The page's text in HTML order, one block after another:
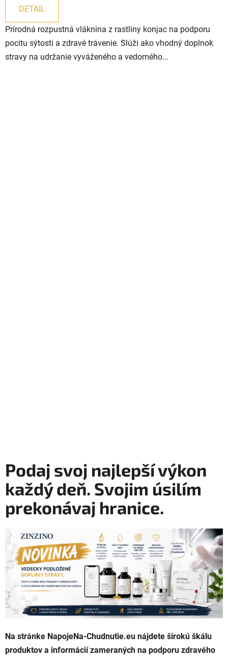
DETAIL
Prírodná rozpustná vláknina z rastliny konjac na podporu
pocitu sýtosti a zdravé trávenie. Slúži ako vhodný doplnok
stravy na udržanie vyváženého a vedomého...
Podaj svoj najlepší výkon
každý deň. Svojim úsilím
prekonávaj hranice.
Na stránke NapojeNa-Chudnutie.eu nájdete širokú škálu
produktov a informácií zameraných na podporu zdravého